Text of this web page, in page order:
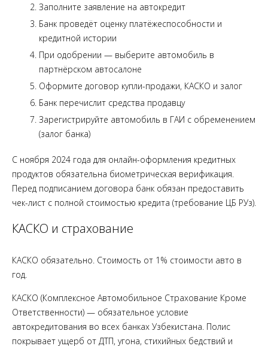
Заполните заявление на автокредит
Банк проведёт оценку платёжеспособности и
кредитной истории
При одобрении — выберите автомобиль в
партнёрском автосалоне
Оформите договор купли-продажи, КАСКО и залог
Банк перечислит средства продавцу
Зарегистрируйте автомобиль в ГАИ с обременением
(залог банка)
С ноября 2024 года для онлайн-оформления кредитных
продуктов обязательна биометрическая верификация.
Перед подписанием договора банк обязан предоставить
чек-лист с полной стоимостью кредита (требование ЦБ РУз).
КАСКО и страхование
КАСКО обязательно. Стоимость от 1% стоимости авто в
год.
КАСКО (Комплексное Автомобильное Страхование Кроме
Ответственности) — обязательное условие
автокредитования во всех банках Узбекистана. Полис
покрывает ущерб от ДТП, угона, стихийных бедствий и